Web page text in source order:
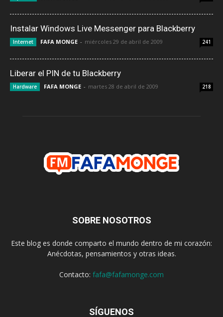
Instalar Windows Live Messenger para Blackberry
Internet FAFA MONGE - miércoles 29 de abril de 2009 241
Liberar el PIN de tu Blackberry
Hardware FAFA MONGE - martes 28 de abril de 2009 218
SOBRE NOSOTROS
Este blog es donde comparto el mundo dentro de mi corazón:
Anécdotas, pensamientos y otras ideas.
Contacto: fafa@fafamonge.com
SÍGUENOS